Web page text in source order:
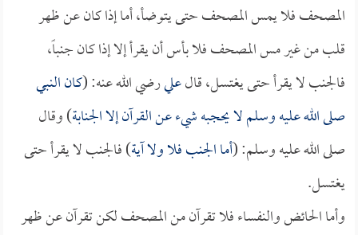
المصحف فلا يمس المصحف حتى يتوضأ، أما إذا كان عن ظهر
قلب من غير مس المصحف فلا بأس أن يقرأ إلا إذا كان جنباً،
فالجنب لا يقرأ حتى يغتسل، قالعليرضي الله عنه: (كان النبي
صلى الله عليه وسلم لا يحجبه شيء عن القرآن إلا الجنابة) وقال
صلى الله عليه وسلم: (أما الجنب فلا ولا آية) فالجنب لا يقرأ حتى
يغتسل.
وأما الحائض والنفساء فلا تقرآن من المصحف لكن تقرآن عن ظهر